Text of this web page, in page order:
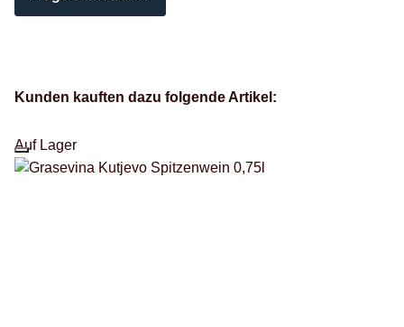
Kunden kauften dazu folgende Artikel:
Auf Lager